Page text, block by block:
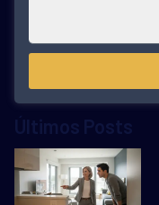
Últimos Posts